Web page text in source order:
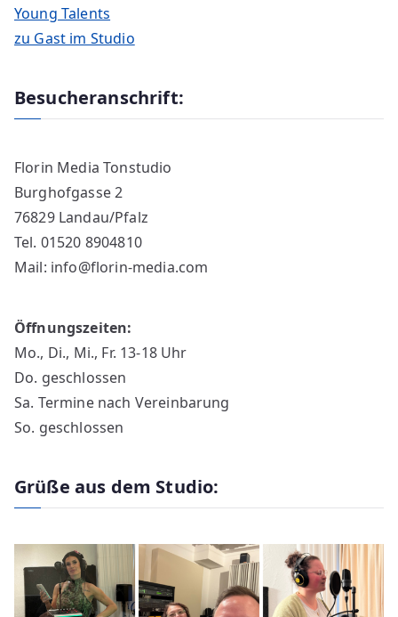
Young Talents
zu Gast im Studio
Besucheranschrift:
Florin Media Tonstudio
Burghofgasse 2
76829 Landau/Pfalz
Tel. 01520 8904810
Mail: info@florin-media.com
Öffnungszeiten:
Mo., Di., Mi., Fr. 13-18 Uhr
Do. geschlossen
Sa. Termine nach Vereinbarung
So. geschlossen
Grüße aus dem Studio: